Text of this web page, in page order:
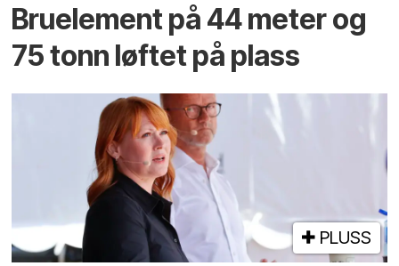
Bruelement på 44 meter og
75 tonn løftet på plass
PLUSS